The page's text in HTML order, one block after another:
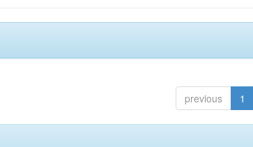
previous 1